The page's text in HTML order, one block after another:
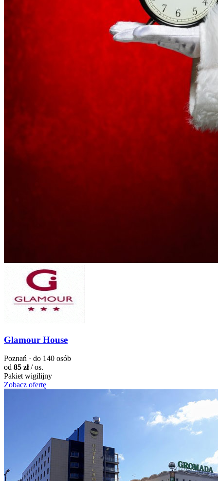
Glamour House
Poznań · do 140 osób
od 85 zł/ os.
Pakiet wigilijny
Zobacz ofertę